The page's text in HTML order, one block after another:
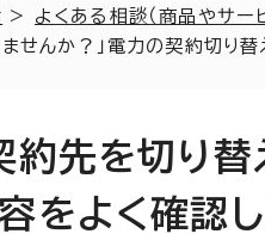
> よくある相談（商品やサー
せんか？」電力の契約切り
約先を切り
をよく確認し